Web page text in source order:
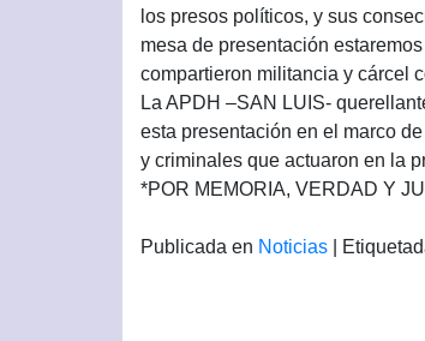
los presos políticos, y sus
mesa de presentación
compartieron militancia y cárcel
La APDH –SAN LUIS-
esta presentación en el marco
y criminales que actuaron en la
*POR MEMORIA, VERDAD Y
Publicada en Noticias